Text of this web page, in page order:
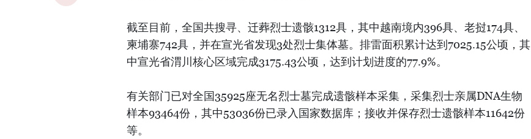
截至目前，全国共搜寻、迁葬烈士遗骸1312具，其中越南境内396具、老挝174具、
柬埔寨742具，并在宣光省发现3处烈士集体墓。排雷面积累计达到7025.15公顷，其
中宣光省渭川核心区域完成3175.43公顷，达到计划进度的77.9%。
有关部门已对全国35925座无名烈士墓完成遗骸样本采集，采集烈士亲属DNA生物
样本93464份，其中53036份已录入国家数据库；接收并保存烈士遗骸样本11642份
等。